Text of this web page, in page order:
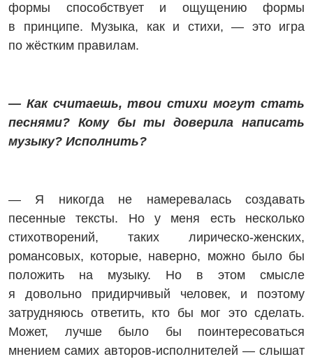
формы способствует и ощущению формы
в принципе. Музыка, как и стихи, — это игра
по жёстким правилам.
— Как считаешь, твои стихи могут стать
песнями? Кому бы ты доверила написать
музыку? Исполнить?
— Я никогда не намеревалась создавать
песенные тексты. Но у меня есть несколько
стихо­творений, таких лирическо‑женских,
романсовых, которые, наверно, можно было бы
положить на музыку. Но в этом смысле
я довольно придирчивый человек, и поэтому
затрудняюсь ответить, кто бы мог это сделать.
Может, лучше было бы поинтересоваться
мнением самих авторов-исполнителей — слышат